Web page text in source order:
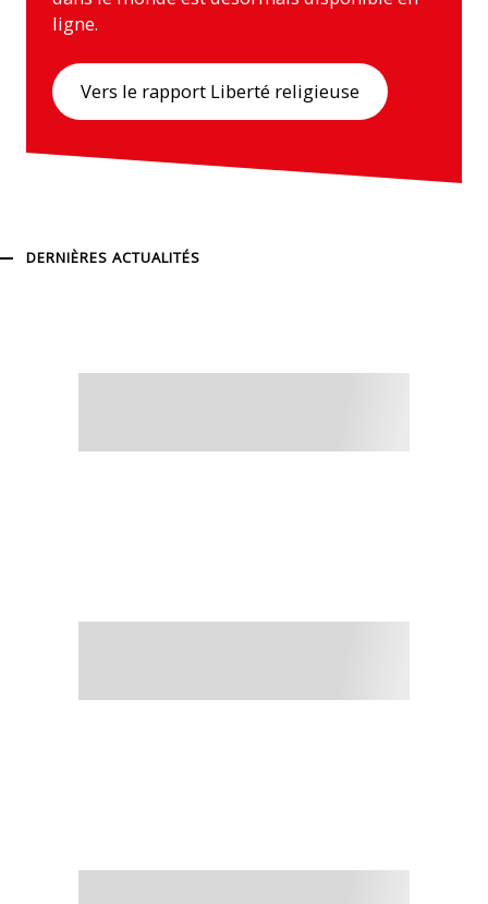
ligne.
Vers le rapport Liberté religieuse
DERNIÈRES ACTUALITÉS